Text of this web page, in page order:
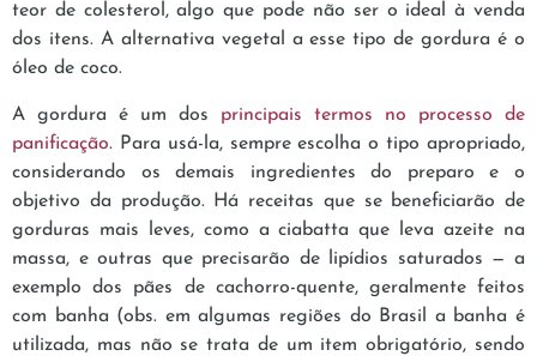
teor de colesterol, algo que pode não ser o ideal à venda
dos itens. A alternativa vegetal a esse tipo de gordura é o
óleo de coco.
A gordura é um dos principais termos no processo de
panificação. Para usá-la, sempre escolha o tipo apropriado,
considerando os demais ingredientes do preparo e o
objetivo da produção. Há receitas que se beneficiarão de
gorduras mais leves, como a ciabatta que leva azeite na
massa, e outras que precisarão de lipídios saturados — a
exemplo dos pães de cachorro-quente, geralmente feitos
com banha (obs. em algumas regiões do Brasil a banha é
utilizada, mas não se trata de um item obrigatório, sendo